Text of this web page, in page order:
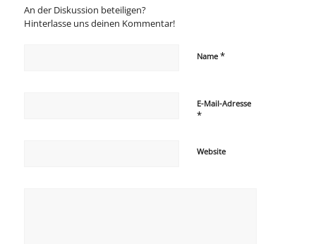
An der Diskussion beteiligen?
Hinterlasse uns deinen Kommentar!
Name *
E-Mail-Adresse
*
Website